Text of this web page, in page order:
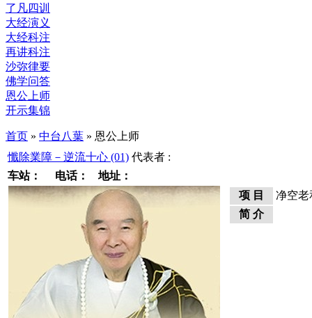
了凡四训
大经演义
大经科注
再讲科注
沙弥律要
佛学问答
恩公上师
开示集锦
首页 » 中台八葉 » 恩公上师
懺除業障－逆流十心 (01) 代表者 :
车站：
电话：
地址：
项 目
净空老
简 介